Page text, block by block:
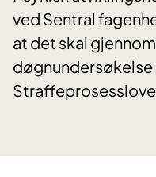
ved Sentral
at det skal